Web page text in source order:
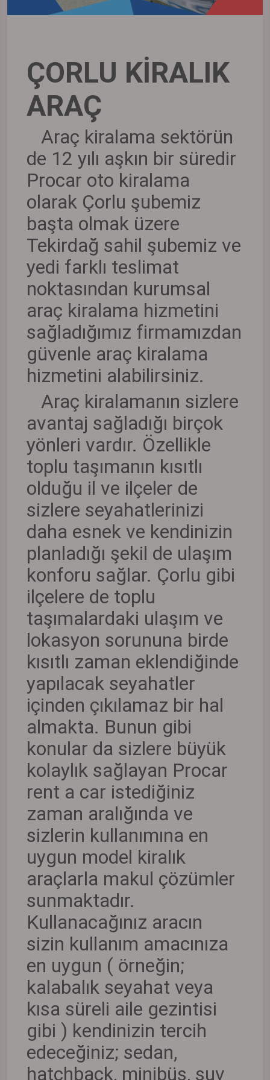
ÇORLU KİRALIK
ARAÇ
Araç kiralama sektörün
de 12 yılı aşkın bir süredir
Procar oto kiralama
olarak Çorlu şubemiz
başta olmak üzere
Tekirdağ sahil şubemiz ve
yedi farklı teslimat
noktasından kurumsal
araç kiralama hizmetini
sağladığımız firmamızdan
güvenle araç kiralama
hizmetini alabilirsiniz.
Araç kiralamanın sizlere
avantaj sağladığı birçok
yönleri vardır. Özellikle
toplu taşımanın kısıtlı
olduğu il ve ilçeler de
sizlere seyahatlerinizi
daha esnek ve kendinizin
planladığı şekil de ulaşım
konforu sağlar. Çorlu gibi
ilçelere de toplu
taşımalardaki ulaşım ve
lokasyon sorununa birde
kısıtlı zaman eklendiğinde
yapılacak seyahatler
içinden çıkılamaz bir hal
almakta. Bunun gibi
konular da sizlere büyük
kolaylık sağlayan Procar
rent a car istediğiniz
zaman aralığında ve
sizlerin kullanımına en
uygun model kiralık
araçlarla makul çözümler
sunmaktadır.
Kullanacağınız aracın
sizin kullanım amacınıza
en uygun ( örneğin;
kalabalık seyahat veya
kısa süreli aile gezintisi
gibi ) kendinizin tercih
edeceğiniz; sedan,
hatchback, minibüs, suv